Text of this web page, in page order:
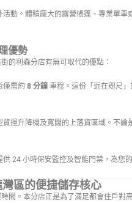
動。體積龐大的露營帳篷、專業單車
優勢
的利森分店有無可取代的優點：
僅需約 8 分鐘 車程。這份「近在咫尺
貨運升降機及寬闊的上落貨區域。不論
供 24 小時保安監控及智能門禁，為您
區的便捷儲存核心
間。本分店正是為了滿足都會住戶對